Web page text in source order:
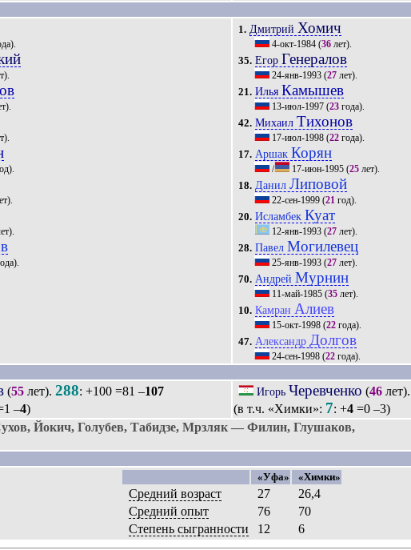
1. Дмитрий Хомич
4-окт-1984 (36 лет).
35. Егор Генералов
24-янв-1993 (27 лет).
21. Илья Камышев
13-июл-1997 (23 года).
42. МихаилТихонов
17-июл-1998 (22 года).
17. Аршак Корян
/ 17-июн-1995 (25 лет).
18. ДанилЛиповой
22-сен-1999 (21 год).
20. Исламбек Куат
12-янв-1993 (27 лет).
28. Павел Могилевец
25-янв-1993 (27 лет).
70. Андрей Мурнин
11-май-1985 (35 лет).
10. Камран Алиев
15-окт-1998 (22 года).
47. Александр Долгов
24-сен-1998 (22 года).
(55 лет).288: +100 =81 –107
–4)
Игорь Черевченко (46
(в т.ч. «Химки»: 7: +4=0 –3)
Йокич, Голубев, Табидзе, Мрзляк — Филин, Глушаков,
«Уфа»
«Химки»
Средний возраст 27
26,4
Средний опыт
76
70
Степень сыгранности
12 6